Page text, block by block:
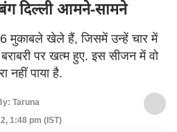
दिल्ली आमने-सामने
मुकाबले खेले हैं, जिसमें उन्हें चार में
पर खत्म हुए. इस सीजन में वो
नहीं पाया है.
Taruna
1:48 pm (IST)